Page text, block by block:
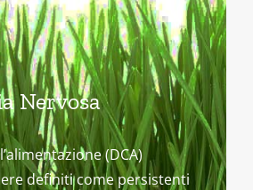
Nervosa
(DCA)
definiti come persistenti